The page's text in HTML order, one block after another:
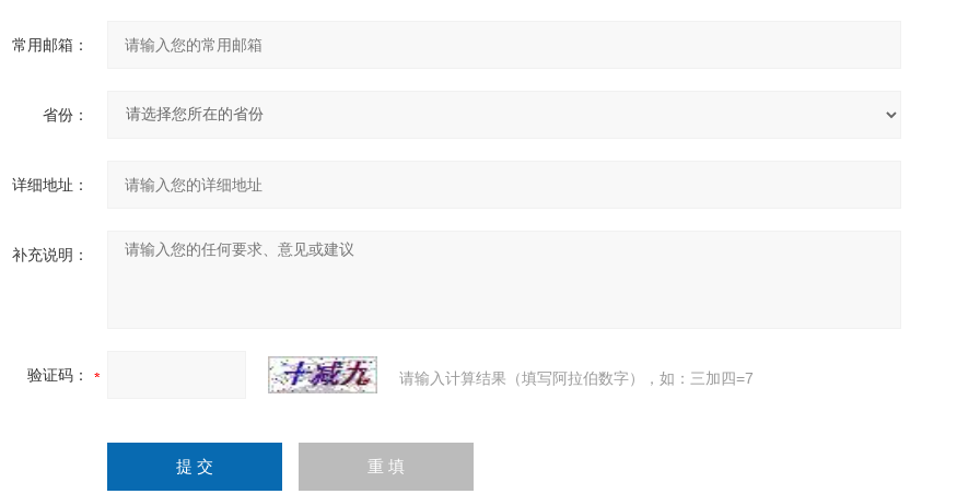
常用邮箱：
省份：
详细地址：
补充说明：
验证码： 请输入计算结果（填写阿拉伯数字），如：三加四=7